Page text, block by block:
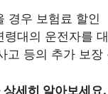
경우 보험료 할인
령대의 운전자를
고 등의 추가 보장
세히 알아보세요.